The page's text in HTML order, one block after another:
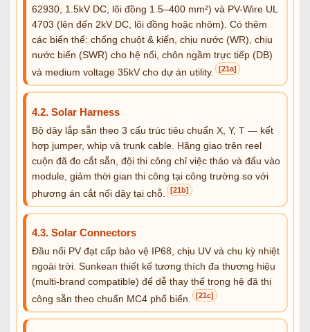
62930, 1.5kV DC, lõi đồng 1.5–400 mm²) và PV-Wire UL
4703 (lên đến 2kV DC, lõi đồng hoặc nhôm). Có thêm
các biến thể: chống chuột & kiến, chịu nước (WR), chịu
nước biển (SWR) cho hệ nổi, chôn ngầm trực tiếp (DB)
và medium voltage 35kV cho dự án utility.
[21a]
4.2. Solar Harness
Bộ dây lắp sẵn theo 3 cấu trúc tiêu chuẩn X, Y, T — kết
hợp jumper, whip và trunk cable. Hãng giao trên reel
cuộn đã đo cắt sẵn, đội thi công chỉ việc tháo và đấu vào
module, giảm thời gian thi công tại công trường so với
phương án cắt nối dây tại chỗ.
[21b]
4.3. Solar Connectors
Đầu nối PV đạt cấp bảo vệ IP68, chịu UV và chu kỳ nhiệt
ngoài trời. Sunkean thiết kế tương thích đa thương hiệu
(multi-brand compatible) để dễ thay thế trong hệ đã thi
công sẵn theo chuẩn MC4 phổ biến.
[21c]